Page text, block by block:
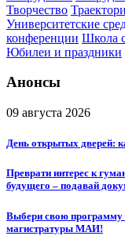
Творчество
Университетские
конференции Школа
Юбилеи и праздники
Анонсы
09 августа 2026
День открытых дверей:
Преврати интерес к
будущего – подавай
Выбери свою программу
магистратуры МАИ!